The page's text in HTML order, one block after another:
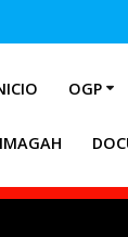
OGP